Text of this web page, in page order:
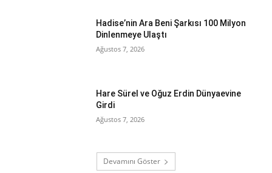
Hadise’nin Ara Beni Şarkısı 100 Milyon
Dinlenmeye Ulaştı
Ağustos 7, 2026
Hare Sürel ve Oğuz Erdin Dünyaevine
Girdi
Ağustos 7, 2026
Devamını Göster